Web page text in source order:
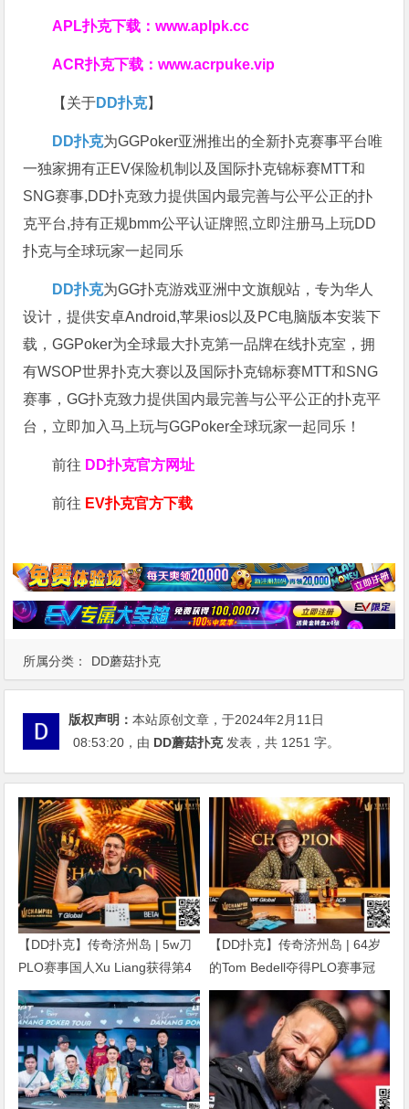
所属分类： DD蘑菇扑克
APL扑克下载：www.aplpk.cc
ACR扑克下载：www.acrpuke.vip
【关于DD扑克】
DD扑克为GGPoker亚洲推出的全新扑克赛事平台唯
一独家拥有正EV保险机制以及国际扑克锦标赛MTT和
SNG赛事,DD扑克致力提供国内最完善与公平公正的扑
克平台,持有正规bmm公平认证牌照,立即注册马上玩DD
扑克与全球玩家一起同乐
DD扑克为GG扑克游戏亚洲中文旗舰站，专为华人
设计，提供安卓Android,苹果ios以及PC电脑版本安装下
载，GGPoker为全球最大扑克第一品牌在线扑克室，拥
有WSOP世界扑克大赛以及国际扑克锦标赛MTT和SNG
赛事，GG扑克致力提供国内最完善与公平公正的扑克平
台，立即加入马上玩与GGPoker全球玩家一起同乐！
前往 DD扑克官方网址
前往 EV扑克官方下载
版权声明：本站原创文章，于2024年2月11日
08:53:20 ，由 DD蘑菇扑克发表，共 1251 字。
【DD扑克】传奇济州岛 | 5w刀
PLO赛事国人Xu Liang获得第4
名，匈牙利Gergo Nagy夺冠
【DD扑克】传奇济州岛 | 64岁
的Tom Bedell夺得PLO赛事冠
军，国人Shi Ning Dan获亚军